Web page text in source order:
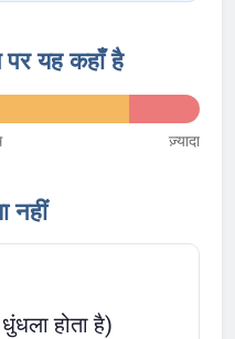
पर यह कहाँ है
ज़्यादा
नहीं
होता है)